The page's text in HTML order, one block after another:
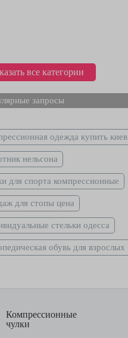
все категории
запросы
одежда купить киев
нельсона
для спорта компрессионные
для стопы цена
стельки одесса
обувь для взрослых
Компрессионные
чулки